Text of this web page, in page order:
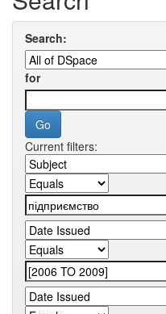
Search:
for
Current filters: